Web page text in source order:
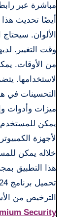
مباشرة عبر
أيضًا تحديث هذا
الألوان.
وقت التغيير.
من الأوقات.
التحسينات في
ميزات وأدوات
يمكن
خلاله يمكن
هذا التطبيق
الترخيص من
Security